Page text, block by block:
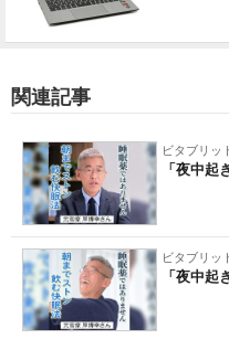
関連記事
ビタブリッ
「夜中起
ビタブリッ
「夜中起